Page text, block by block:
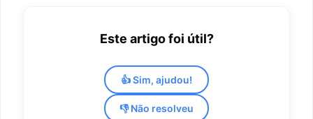
Este artigo foi útil?
👍 Sim, ajudou!
👎 Não resolveu